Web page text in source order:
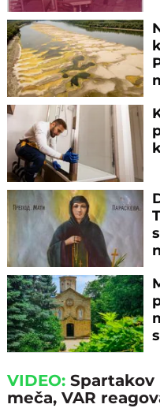
VIDEO:
meča, VAR